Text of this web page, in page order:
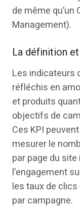
de même qu’un
Management).
La définition
Les indicateurs
réfléchis en
et produits
objectifs de
Ces KPI
mesurer le
par page du
l’engagement
les taux de
par campagne.